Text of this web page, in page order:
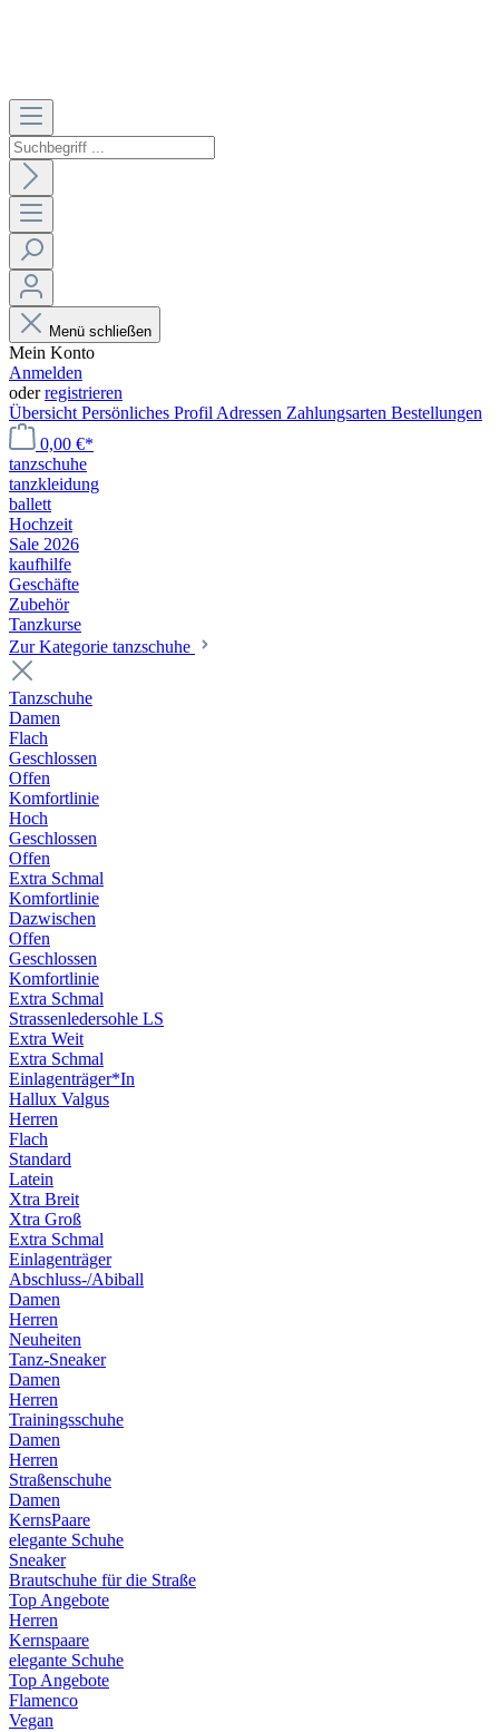
Menü schließen
Mein Konto
Anmelden
oderregistrieren
Übersicht Persönliches Profil Adressen Zahlungsarten Bestellungen
0,00 €*
tanzschuhe
tanzkleidung
ballett
Hochzeit
Sale 2026
kaufhilfe
Geschäfte
Zubehör
Tanzkurse
Zur Kategorie tanzschuhe
Tanzschuhe
Damen
Flach
Geschlossen
Offen
Komfortlinie
Hoch
Geschlossen
Offen
Extra Schmal
Komfortlinie
Dazwischen
Offen
Geschlossen
Komfortlinie
Extra Schmal
Strassenledersohle LS
Extra Weit
Extra Schmal
Einlagenträger*In
Hallux Valgus
Herren
Flach
Standard
Latein
Xtra Breit
Xtra Groß
Extra Schmal
Einlagenträger
Abschluss-/Abiball
Damen
Herren
Neuheiten
Tanz-Sneaker
Damen
Herren
Trainingsschuhe
Damen
Herren
Straßenschuhe
Damen
KernsPaare
elegante Schuhe
Sneaker
Brautschuhe für die Straße
Top Angebote
Herren
Kernspaare
elegante Schuhe
Top Angebote
Flamenco
Vegan